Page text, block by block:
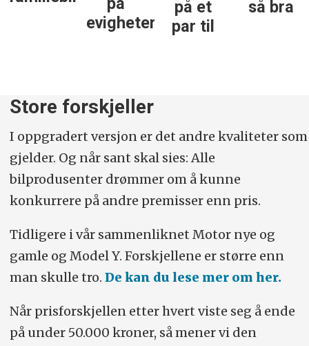
oppover. Kan bilene leveres med
tidsperiode (kampanjer), så opplyser vi om
dette.
evigheter
på et
par til
så bra
Store forskjeller
I oppgradert versjon er det andre kvaliteter som
gjelder. Og når sant skal sies: Alle
bilprodusenter drømmer om å kunne
konkurrere på andre premisser enn pris.
Tidligere i vår sammenliknet Motor nye og
gamle og Model Y. Forskjellene er større enn
man skulle tro. De kan du lese mer om her.
Når prisforskjellen etter hvert viste seg å ende
på under 50.000 kroner, så mener vi den